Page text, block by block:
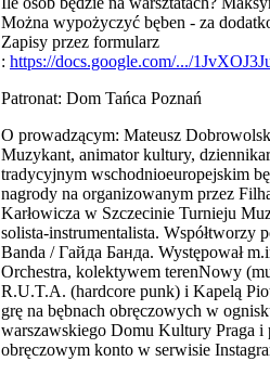
Można wypożyczyć bęben - za
Zapisy przez formularz
: https://docs.google.com/.../
Patronat: Dom Tańca Poznań
O prowadzącym: Mateusz
Muzykant, animator kultury,
tradycyjnym wschodnioeuropejskim
nagrody na organizowanym przez
Karłowicza w Szczecinie Turnieju
solista-instrumentalista. Współtworzy
Banda / Гайда Банда. Występował
Orchestra, kolektywem terenNowy
R.U.T.A. (hardcore punk) i Kapelą
grę na bębnach obręczowych w
warszawskiego Domu Kultury Praga i
obręczowym konto w serwisie